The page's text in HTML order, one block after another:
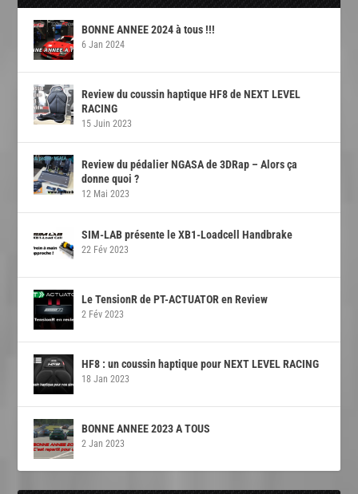
BONNE ANNEE 2024 à tous !!!
6 Jan 2024
Review du coussin haptique HF8 de NEXT LEVEL
RACING
15 Juin 2023
Review du pédalier NGASA de 3DRap – Alors ça
donne quoi ?
12 Mai 2023
SIM-LAB présente le XB1-Loadcell Handbrake
22 Fév 2023
Le TensionR de PT-ACTUATOR en Review
2 Fév 2023
HF8 : un coussin haptique pour NEXT LEVEL RACING
18 Jan 2023
BONNE ANNEE 2023 A TOUS
2 Jan 2023